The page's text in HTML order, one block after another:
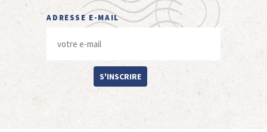
ADRESSE E-MAIL
S'INSCRIRE